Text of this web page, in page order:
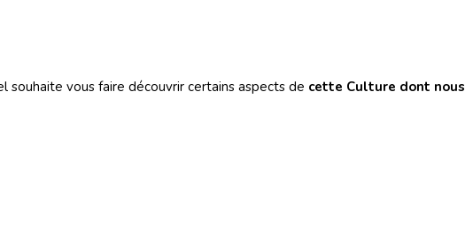
vous faire découvrir certains aspects de cette Culture dont nous